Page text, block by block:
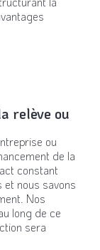
relève ou
ou
de la
constant
et nous savons
Nos
long de ce
sera